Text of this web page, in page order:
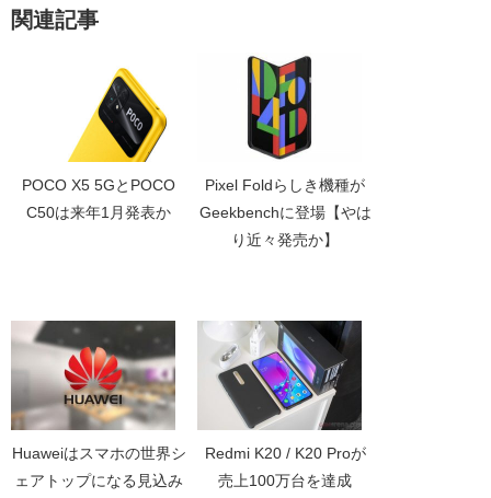
関連記事
POCO X5 5GとPOCO
C50は来年1月発表か
Pixel Foldらしき機種が
Geekbenchに登場【やは
り近々発売か】
Huaweiはスマホの世界シ
ェアトップになる見込み
Redmi K20 / K20 Proが
売上100万台を達成